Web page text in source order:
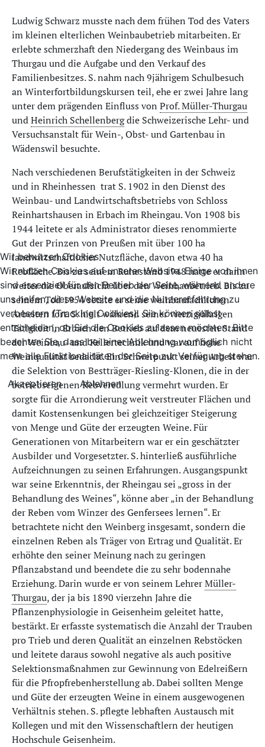
Ludwig Schwarz musste nach dem frühen Tod des Vaters
im kleinen elterlichen Weinbaubetrieb mitarbeiten. Er
erlebte schmerzhaft den Niedergang des Weinbaus im
Thurgau und die Aufgabe und den Verkauf des
Familienbesitzes. S. nahm nach 9jährigem Schulbesuch
an Winterfortbildungskursen teil, ehe er zwei Jahre lang
unter dem prägenden Einfluss von Prof. Müller-Thurgau
undHeinrich Schellenbergdie Schweizerische Lehr- und
Versuchsanstalt für Wein-, Obst- und Gartenbau in
Wädenswil besuchte.
Nach verschiedenen Berufstätigkeiten in der Schweiz
und in Rheinhessen trat S. 1902 in den Dienst des
Weinbau- und Landwirtschaftsbetriebs von Schloss
Reinhartshausen in Erbach im Rheingau. Von 1908 bis
1944 leitete er als Administrator dieses renommierte
Gut der Prinzen von Preußen mit über 100 ha
landwirtschaftlicher Nutzfläche, davon etwa 40 ha
Rebfläche. Bis zu seinem Ruhestand 1948 hatte er dann
weiter die Oberaufsicht über den Weinbaubetrieb. Bis zu
seinem Tod 1954 setzte er seine weinbaufachlichen
Arbeiten fort. S. hielt während seiner vierzigjährigen
Tätigkeit in Erbach den Betrieb auf dem neuesten Stand
der Weinbau- und Kellertechnik und war auf hohe
Weinqualität bedacht. Ein Schwerpunkt seiner Arbeit war
die Selektion von Bestträger-Riesling-Klonen, die in der
betriebseigenen Rebveredlung vermehrt wurden. Er
sorgte für die Arrondierung weit verstreuter Flächen und
damit Kostensenkungen bei gleichzeitiger Steigerung
von Menge und Güte der erzeugten Weine. Für
Generationen von Mitarbeitern war er ein geschätzter
Ausbilder und Vorgesetzter. S. hinterließ ausführliche
Aufzeichnungen zu seinen Erfahrungen. Ausgangspunkt
war seine Erkenntnis, der Rheingau sei „gross in der
Behandlung des Weines“, könne aber „in der Behandlung
der Reben vom Winzer des Genfersees lernen“. Er
betrachtete nicht den Weinberg insgesamt, sondern die
einzelnen Reben als Träger von Ertrag und Qualität. Er
erhöhte den seiner Meinung nach zu geringen
Pflanzabstand und beendete die zu sehr bodennahe
Erziehung. Darin wurde er von seinem LehrerMüller-
Thurgau, der ja bis 1890 vierzehn Jahre die
Pflanzenphysiologie in Geisenheim geleitet hatte,
bestärkt. Er erfasste systematisch die Anzahl der Trauben
pro Trieb und deren Qualität an einzelnen Rebstöcken
und leitete daraus sowohl negative als auch positive
Selektionsmaßnahmen zur Gewinnung von Edelreißern
für die Pfropfrebenherstellung ab. Dabei sollten Menge
und Güte der erzeugten Weine in einem ausgewogenen
Verhältnis stehen. S. pflegte lebhaften Austausch mit
Kollegen und mit den Wissenschaftlern der heutigen
Hochschule Geisenheim.
Wir benutzen Cookies
Wir nutzen Cookies auf unserer Website. Einige von ihnen
sind essenziell für den Betrieb der Seite, während andere
uns helfen, diese Website und die Nutzererfahrung zu
verbessern (Tracking Cookies). Sie können selbst
entscheiden, ob Sie die Cookies zulassen möchten. Bitte
beachten Sie, dass bei einer Ablehnung womöglich nicht
mehr alle Funktionalitäten der Seite zur Verfügung stehen.
Akzeptieren Ablehnen